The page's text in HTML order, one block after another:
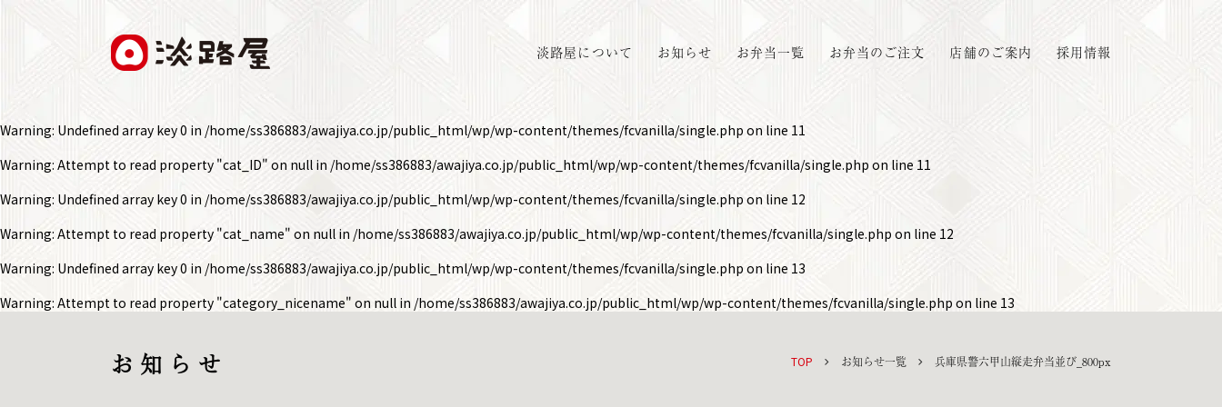
淡路屋について お知らせ お弁当一覧 お弁当のご注文 店舗のご案内 採用情報
Warning: Undefined array key 0 in /home/ss386883/awajiya.co.jp/public_html/wp/wp-content/themes/fcvanilla/single.php on line 11
Warning: Attempt to read property "cat_ID" on null in /home/ss386883/awajiya.co.jp/public_html/wp/wp-content/themes/fcvanilla/single.php on line 11
Warning: Undefined array key 0 in /home/ss386883/awajiya.co.jp/public_html/wp/wp-content/themes/fcvanilla/single.php on line 12
Warning: Attempt to read property "cat_name" on null in /home/ss386883/awajiya.co.jp/public_html/wp/wp-content/themes/fcvanilla/single.php on line 12
Warning: Undefined array key 0 in /home/ss386883/awajiya.co.jp/public_html/wp/wp-content/themes/fcvanilla/single.php on line 13
Warning: Attempt to read property "category_nicename" on null in /home/ss386883/awajiya.co.jp/public_html/wp/wp-content/themes/fcvanilla/single.php on line 13
お 知 ら せ TOP お知らせ一覧 兵庫県警六甲山縦走弁当並び_800px